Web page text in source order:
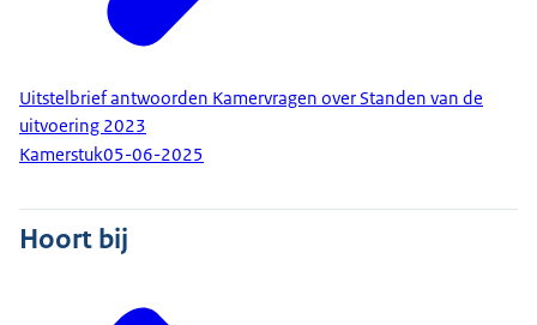
Uitstelbrief antwoorden Kamervragen over Standen van de
uitvoering 2023
Kamerstuk05-06-2025
Hoort bij